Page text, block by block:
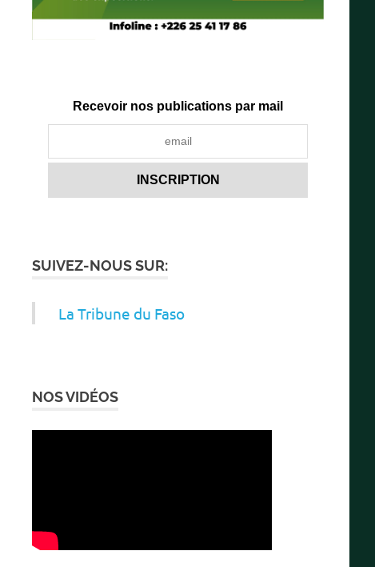
Recevoir nos publications par mail
SUIVEZ-NOUS SUR:
La Tribune du Faso
NOS VIDÉOS